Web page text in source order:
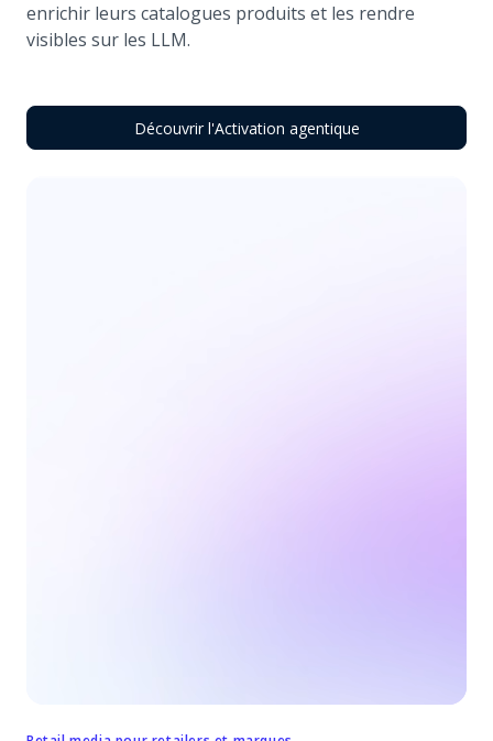
enrichir leurs catalogues produits et les rendre
visibles sur les LLM.
Découvrir l'Activation agentique